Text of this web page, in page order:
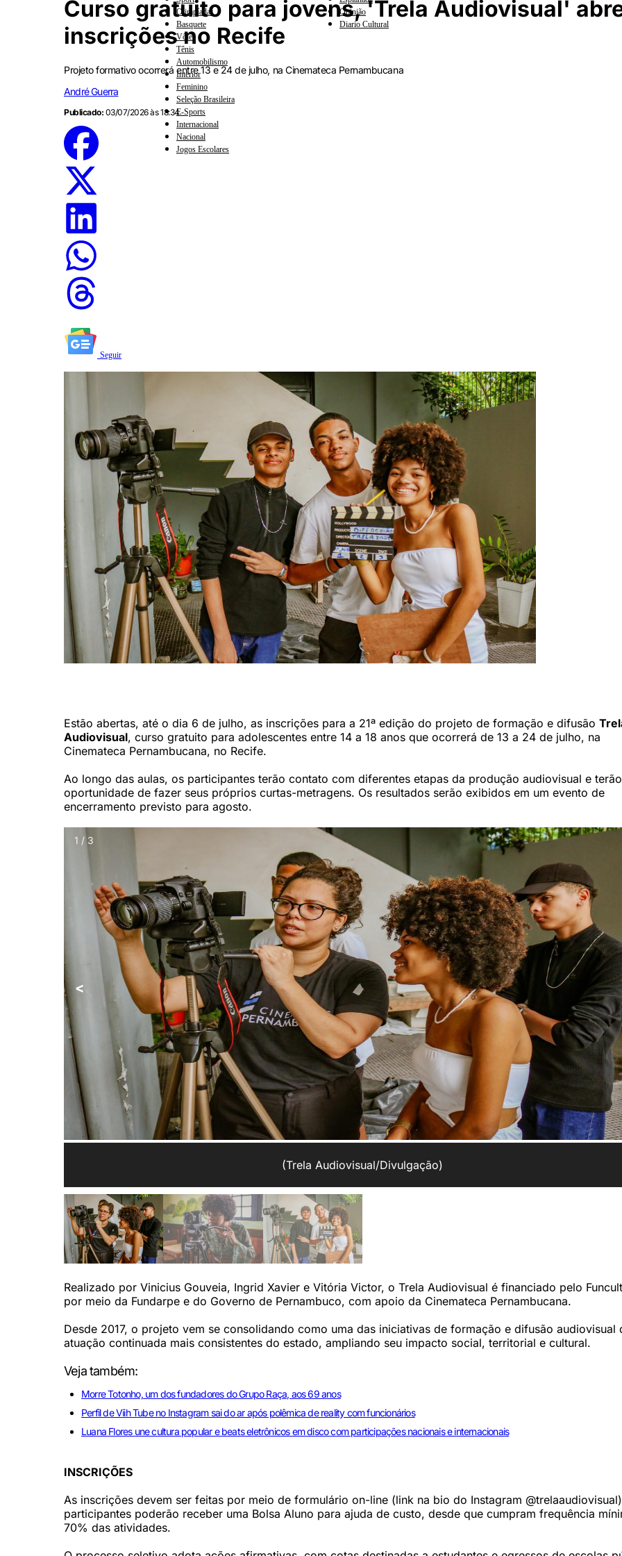
Olimpíadas
Basquete
Vôlei
Tênis
Automobilismo
Interior
Feminino
Seleção Brasileira
E-Sports
Internacional
Nacional
Jogos Escolares
Opinião
Diario Cultural
Curso gratuito para jovens, 'Trela Audiovisual'
inscrições no Recife
Projeto formativo ocorrerá entre 13 e 24 de julho, na Cinemateca Pernambucana
André Guerra
Publicado: 03/07/2026 às 18:34
Seguir
Estão abertas, até o dia 6 de julho, as inscrições para a 21ª edição do projeto de formação e difusão
Audiovisual, curso gratuito para adolescentes entre 14 a 18 anos que ocorrerá de 13 a 24 de julho, na
Cinemateca Pernambucana, no Recife.
Ao longo das aulas, os participantes terão contato com diferentes etapas da produção audiovisual e
oportunidade de fazer seus próprios curtas-metragens. Os resultados serão exibidos em um evento de
encerramento previsto para agosto.
1 / 3
<
(Trela Audiovisual/Divulgação)
Realizado por Vinicius Gouveia, Ingrid Xavier e Vitória Victor, o Trela Audiovisual é financiado pelo
por meio da Fundarpe e do Governo de Pernambuco, com apoio da Cinemateca Pernambucana.
Desde 2017, o projeto vem se consolidando como uma das iniciativas de formação e difusão audiovisual
atuação continuada mais consistentes do estado, ampliando seu impacto social, territorial e cultural.
Veja também:
Morre Totonho, um dos fundadores do Grupo Raça, aos 69 anos
Perfil de Viih Tube no Instagram sai do ar após polêmica de reality com funcionários
Luana Flores une cultura popular e beats eletrônicos em disco com participações nacionais e internacionais
INSCRIÇÕES
As inscrições devem ser feitas por meio de formulário on-line (link na bio do Instagram
participantes poderão receber uma Bolsa Aluno para ajuda de custo, desde que cumpram frequência
70% das atividades.